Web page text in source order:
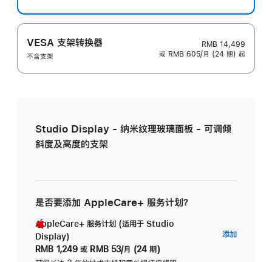
VESA 支架转换器
不含支架
RMB 14,499
或 RMB 605/月 (24 期) 起
Studio Display - 纳米纹理玻璃面板 - 可调倾
斜度及高度的支架
是否要添加 AppleCare+ 服务计划？
AppleCare+ 服务计划 (适用于 Studio
Display)
RMB 1,249 或 RMB 53/月 (24 期)
添加